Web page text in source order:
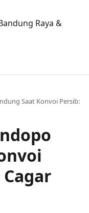
Raya &
Saat Konvoi Persib: